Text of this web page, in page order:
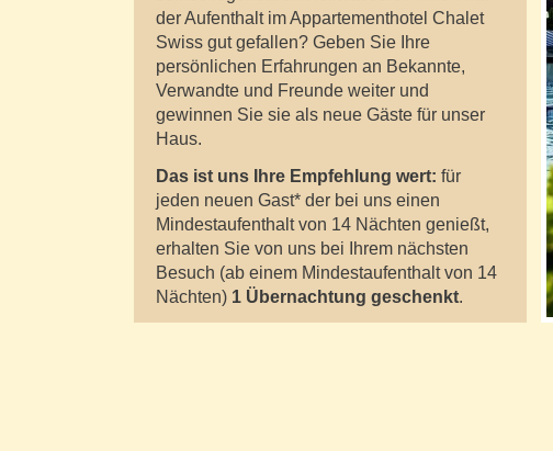
der Aufenthalt im Appartementhotel Chalet
Swiss gut gefallen? Geben Sie Ihre
persönlichen Erfahrungen an Bekannte,
Verwandte und Freunde weiter und
gewinnen Sie sie als neue Gäste für unser
Haus.
Das ist uns Ihre Empfehlung wert: für
jeden neuen Gast* der bei uns einen
Mindestaufenthalt von 14 Nächten genießt,
erhalten Sie von uns bei Ihrem nächsten
Besuch (ab einem Mindestaufenthalt von 14
Nächten) 1 Übernachtung geschenkt.